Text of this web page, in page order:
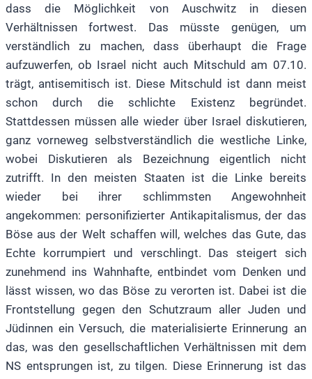
dass die Möglichkeit von Auschwitz in diesen
Verhältnissen fortwest. Das müsste genügen, um
verständlich zu machen, dass überhaupt die Frage
aufzuwerfen, ob Israel nicht auch Mitschuld am 07.10.
trägt, antisemitisch ist. Diese Mitschuld ist dann meist
schon durch die schlichte Existenz begründet.
Stattdessen müssen alle wieder über Israel diskutieren,
ganz vorneweg selbstverständlich die westliche Linke,
wobei Diskutieren als Bezeichnung eigentlich nicht
zutrifft. In den meisten Staaten ist die Linke bereits
wieder bei ihrer schlimmsten Angewohnheit
angekommen: personifizierter Antikapitalismus, der das
Böse aus der Welt schaffen will, welches das Gute, das
Echte korrumpiert und verschlingt. Das steigert sich
zunehmend ins Wahnhafte, entbindet vom Denken und
lässt wissen, wo das Böse zu verorten ist. Dabei ist die
Frontstellung gegen den Schutzraum aller Juden und
Jüdinnen ein Versuch, die materialisierte Erinnerung an
das, was den gesellschaftlichen Verhältnissen mit dem
NS entsprungen ist, zu tilgen. Diese Erinnerung ist das